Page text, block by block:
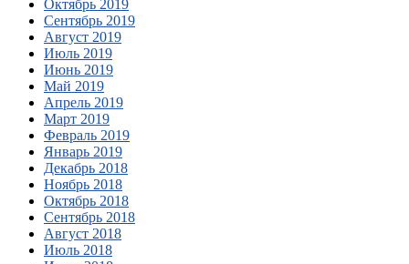
Октябрь 2019
Сентябрь 2019
Август 2019
Июль 2019
Июнь 2019
Май 2019
Апрель 2019
Март 2019
Февраль 2019
Январь 2019
Декабрь 2018
Ноябрь 2018
Октябрь 2018
Сентябрь 2018
Август 2018
Июль 2018